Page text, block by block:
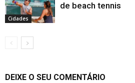
Cidades
de beach tennis
DEIXE O SEU COMENTÁRIO